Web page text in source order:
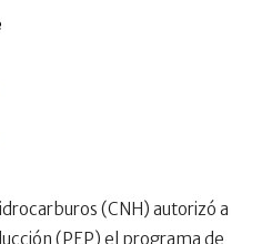
(CNH) autorizó a
(PEP) el programa de